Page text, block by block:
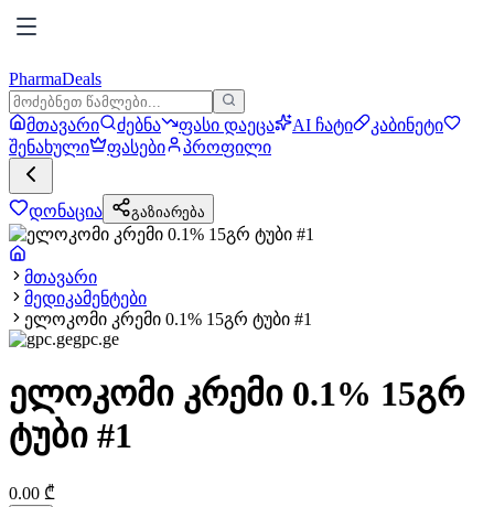
PharmaDeals
მთავარი ძებნა ფასი დაეცა AI ჩატი
კაბინეტი
შენახული
ფასები პროფილი
დონაცია გაზიარება
მთავარი
მედიკამენტები
ელოკომი კრემი 0.1% 15გრ ტუბი #1
gpc.ge
ელოკომი კრემი 0.1% 15გრ
ტუბი #1
0.00 ₾